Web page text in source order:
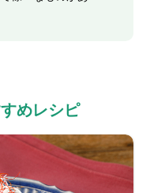
めレシピ